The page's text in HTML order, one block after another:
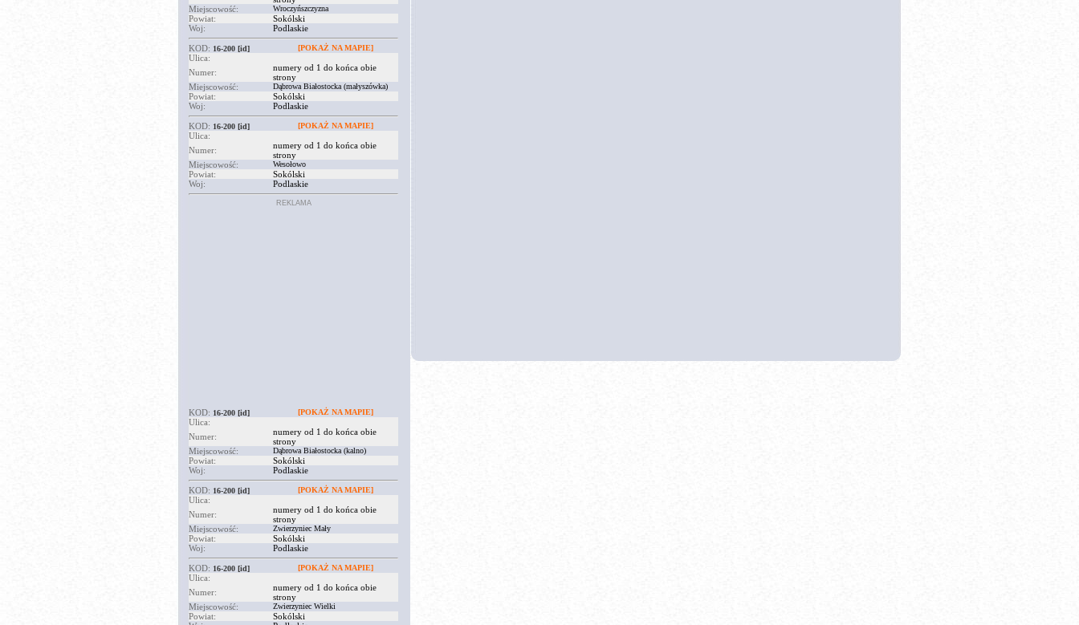
Miejscowość:
Wroczyńszczyzna
Powiat:
Sokólski
Woj:
Podlaskie
KOD: 16-200 [id] [POKAŻ NA MAPIE]
Ulica:
Numer:
numery od 1 do końca obie
strony
Miejscowość:
Dąbrowa Białostocka (małyszówka)
Powiat:
Sokólski
Woj:
Podlaskie
KOD: 16-200 [id] [POKAŻ NA MAPIE]
Ulica:
Numer:
numery od 1 do końca obie
strony
Miejscowość:
Wesołowo
Powiat:
Sokólski
Woj:
Podlaskie
REKLAMA
KOD: 16-200 [id] [POKAŻ NA MAPIE]
Ulica:
Numer:
numery od 1 do końca obie
strony
Miejscowość:
Dąbrowa Białostocka (kalno)
Powiat:
Sokólski
Woj:
Podlaskie
KOD: 16-200 [id] [POKAŻ NA MAPIE]
Ulica:
Numer:
numery od 1 do końca obie
strony
Miejscowość:
Zwierzyniec Mały
Powiat:
Sokólski
Woj:
Podlaskie
KOD: 16-200 [id] [POKAŻ NA MAPIE]
Ulica:
Numer:
numery od 1 do końca obie
strony
Miejscowość:
Zwierzyniec Wielki
Powiat:
Sokólski